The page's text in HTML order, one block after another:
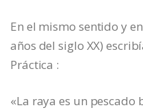
En el mismo sentido y
años del siglo XX)
Práctica :
«La raya es un pescado